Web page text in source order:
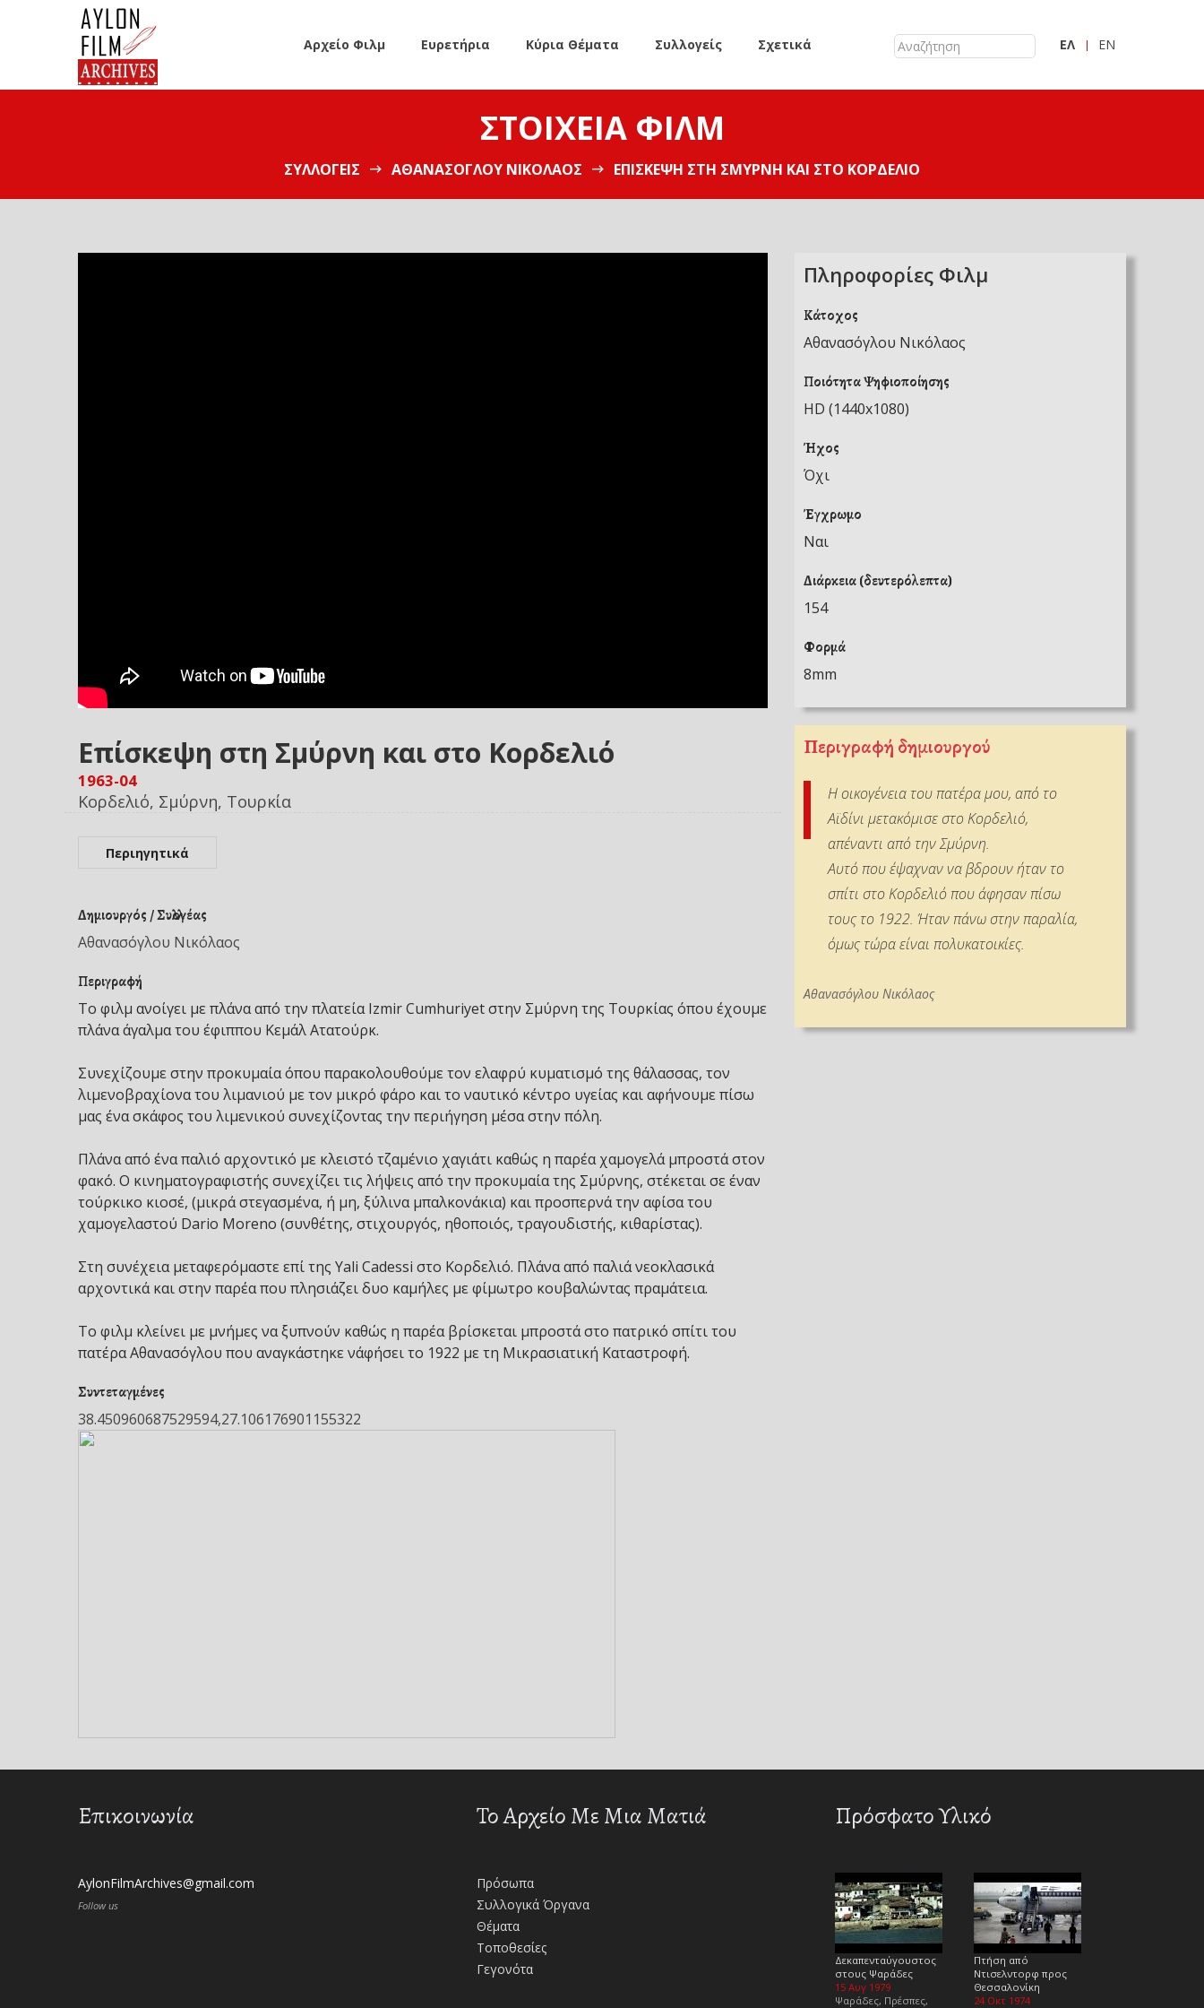
Αρχείο Φιλμ Ευρετήρια Κύρια Θέματα Συλλογείς Σχετικά ΕΛ EN
ΣΤΟΙΧΕΊΑ ΦΙΛΜ
ΣΥΛΛΟΓΕΊΣ ΑΘΑΝΑΣΌΓΛΟΥ ΝΙΚΌΛΑΟΣ ΕΠΊΣΚΕΨΗ ΣΤΗ ΣΜΎΡΝΗ ΚΑΙ ΣΤΟ ΚΟΡΔΕΛΙΌ
Επίσκεψη στη Σμύρνη και στο Κορδελιό
1963-04
Κορδελιό, Σμύρνη, Τουρκία
Περιηγητικά
Δημιουργός / Συλλογέας
Αθανασόγλου Νικόλαος
Περιγραφή
Το φιλμ ανοίγει με πλάνα από την πλατεία Izmir Cumhuriyet στην Σμύρνη της Τουρκίας όπου έχουμε
πλάνα άγαλμα του έφιππου Κεμάλ Ατατούρκ.
Συνεχίζουμε στην προκυμαία όπου παρακολουθούμε τον ελαφρύ κυματισμό της θάλασσας, τον
λιμενοβραχίονα του λιμανιού με τον μικρό φάρο και το ναυτικό κέντρο υγείας και αφήνουμε πίσω
μας ένα σκάφος του λιμενικού συνεχίζοντας την περιήγηση μέσα στην πόλη.
Πλάνα από ένα παλιό αρχοντικό με κλειστό τζαμένιο χαγιάτι καθώς η παρέα χαμογελά μπροστά στον
φακό. Ο κινηματογραφιστής συνεχίζει τις λήψεις από την προκυμαία της Σμύρνης, στέκεται σε έναν
τούρκικο κιοσέ, (μικρά στεγασμένα, ή μη, ξύλινα μπαλκονάκια) και προσπερνά την αφίσα του
χαμογελαστού Dario Moreno (συνθέτης, στιχουργός, ηθοποιός, τραγουδιστής, κιθαρίστας).
Στη συνέχεια μεταφερόμαστε επί της Yali Cadessi στο Κορδελιό. Πλάνα από παλιά νεοκλασικά
αρχοντικά και στην παρέα που πλησιάζει δυο καμήλες με φίμωτρο κουβαλώντας πραμάτεια.
Το φιλμ κλείνει με μνήμες να ξυπνούν καθώς η παρέα βρίσκεται μπροστά στο πατρικό σπίτι του
πατέρα Αθανασόγλου που αναγκάστηκε ν΄αφήσει το 1922 με τη Μικρασιατική Καταστροφή.
Συντεταγμένες
38.450960687529594,27.106176901155322
Πληροφορίες Φιλμ
Κάτοχος
Αθανασόγλου Νικόλαος
Ποιότητα Ψηφιοποίησης
HD (1440x1080)
Ήχος
Όχι
Έγχρωμο
Ναι
Διάρκεια (δευτερόλεπτα)
154
Φορμά
8mm
Περιγραφή δημιουργού
Η οικογένεια του πατέρα μου, από το
Αϊδίνι μετακόμισε στο Κορδελιό,
απέναντι από την Σμύρνη.
Αυτό που έψαχναν να βδρουν ήταν το
σπίτι στο Κορδελιό που άφησαν πίσω
τους το 1922. Ήταν πάνω στην παραλία,
όμως τώρα είναι πολυκατοικίες.
Αθανασόγλου Νικόλαος
Επικοινωνία
AylonFilmArchives@gmail.com
Follow us
Το Αρχείο Με Μια Ματιά
Πρόσωπα
Συλλογικά Όργανα
Θέματα
Τοποθεσίες
Γεγονότα
Πρόσφατο Υλικό
Δεκαπενταύγουστος
στους Ψαράδες
15 Αυγ 1979
Ψαράδες, Πρέσπες,
Πτήση από
Ντισελντορφ προς
Θεσσαλονίκη
24 Οκτ 1974